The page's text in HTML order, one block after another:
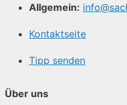
Allgemein:
Kontaktseite
Tipp senden
Über uns